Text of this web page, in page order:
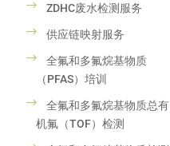
ZDHC废水检测服务
供应链映射服务
全氟和多氟烷基物质
（PFAS）培训
全氟和多氟烷基物质总有
机氟（TOF）检测